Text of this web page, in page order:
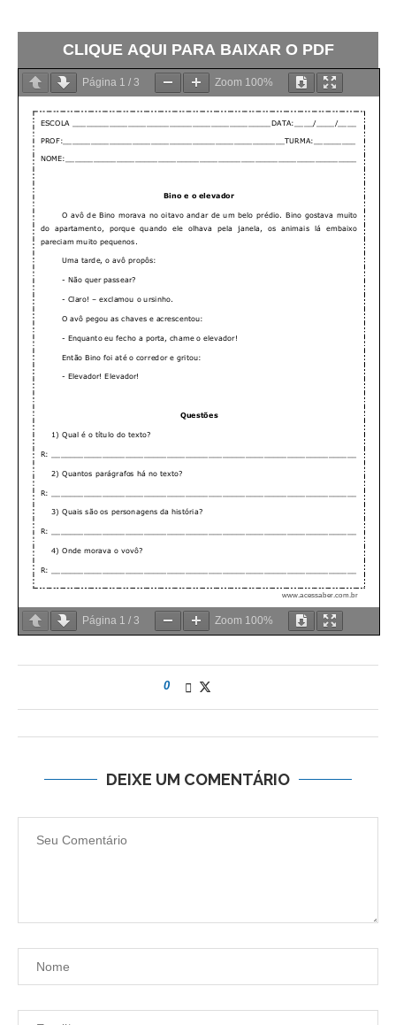
CLIQUE AQUI PARA BAIXAR O PDF
Página 1 / 3 Zoom 100%
Página 1 / 3 Zoom 100%
0
DEIXE UM COMENTÁRIO